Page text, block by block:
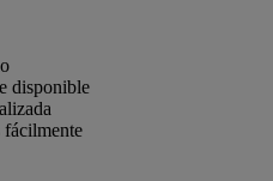
disponible
fácilmente